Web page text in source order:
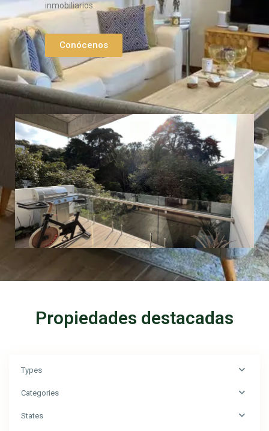
inmobiliarios.
Conócenos
Propiedades destacadas
Types
Categories
States